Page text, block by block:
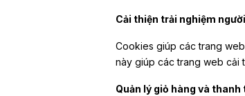
Cải thiện trải nghiệm
Cookies giúp các trang
này giúp các trang web cải
Quản lý giỏ hàng và thanh